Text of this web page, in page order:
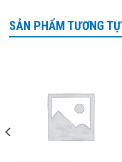
SẢN PHẨM TƯƠNG TỰ